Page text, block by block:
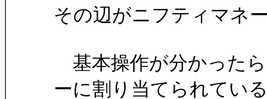
その辺がニフティマネ
基本操作が分かった
ーに割り当てられてい